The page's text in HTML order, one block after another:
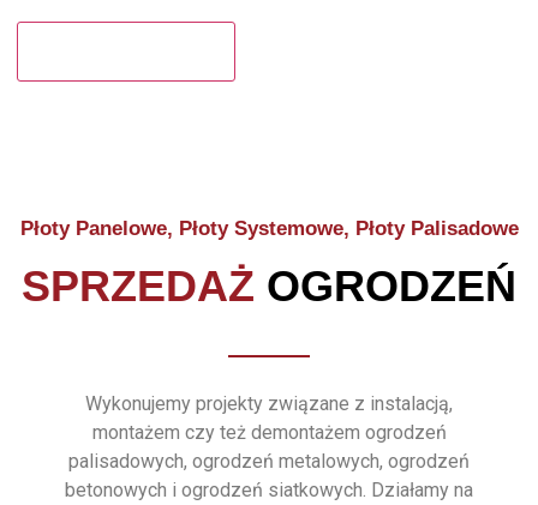
Płoty Panelowe, Płoty Systemowe, Płoty Palisadowe
SPRZEDAŻ OGRODZEŃ
Wykonujemy projekty związane z instalacją,
montażem czy też demontażem ogrodzeń
palisadowych, ogrodzeń metalowych, ogrodzeń
betonowych i ogrodzeń siatkowych. Działamy na